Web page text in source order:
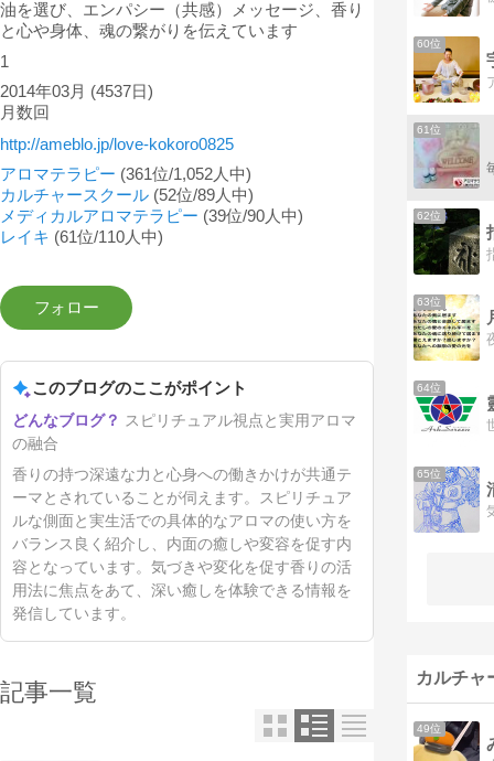
油を選び、エンパシー（共感）メッセージ、香り
と心や身体、魂の繋がりを伝えています
1
2014年03月 (4537日)
月数回
http://ameblo.jp/love-kokoro0825
アロマテラピー (361位/1,052人中)
カルチャースクール (52位/89人中)
メディカルアロマテラピー (39位/90人中)
レイキ (61位/110人中)
このブログのここがポイント
スピリチュアル視点と実用アロマ
の融合
香りの持つ深遠な力と心身への働きかけが共通テ
ーマとされていることが伺えます。スピリチュア
ルな側面と実生活での具体的なアロマの使い方を
バランス良く紹介し、内面の癒しや変容を促す内
容となっています。気づきや変化を促す香りの活
用法に焦点をあて、深い癒しを体験できる情報を
発信しています。
記事一覧
60位
61位
62位
63位
64位
65位
カルチャ
49位